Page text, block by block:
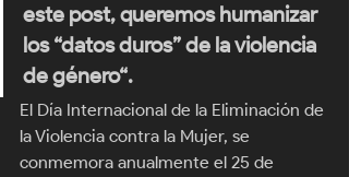
este post, queremos humanizar
los “datos duros” de la violencia
de género“.
El Día Internacional de la Eliminación de
la Violencia contra la Mujer, se
conmemora anualmente el 25 de